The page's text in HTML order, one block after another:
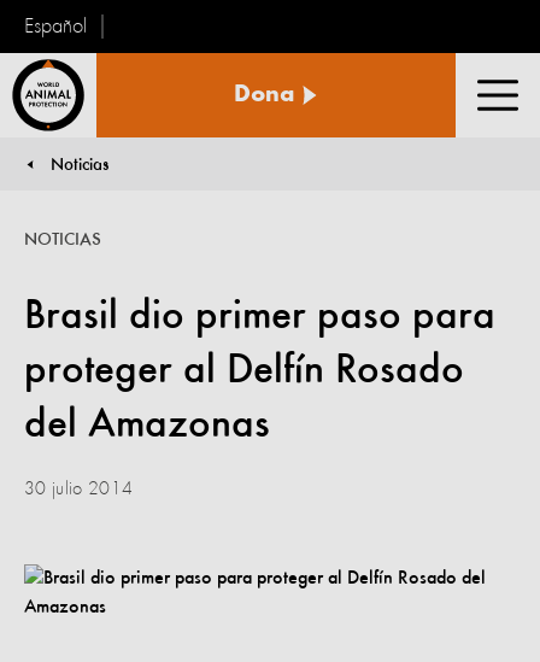
Español
Animal
Dona
Noticias
Brasil dio primer paso para
proteger al Delfín Rosado
del Amazonas
NOTICIAS
30 julio 2014